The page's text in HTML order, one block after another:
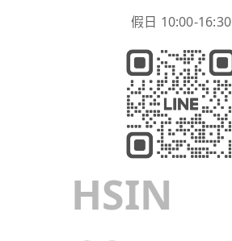
假日 10:00-16:30
HSIN